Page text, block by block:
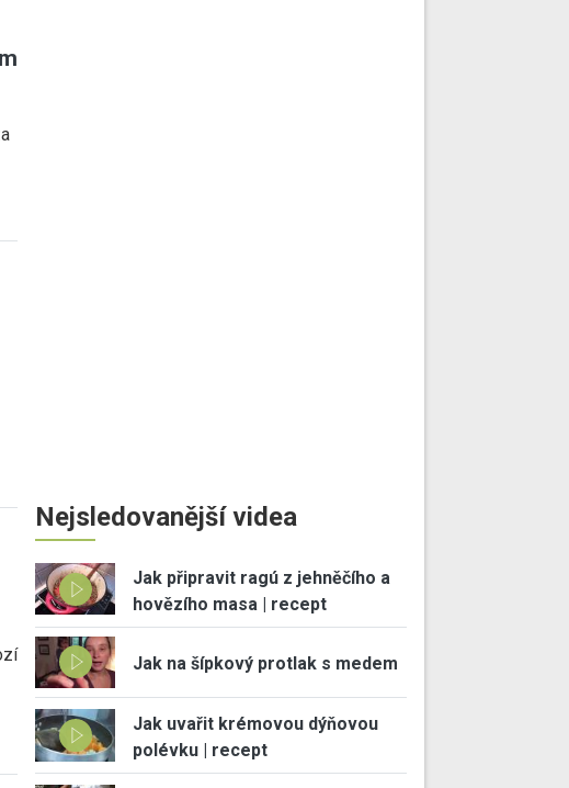
Nejsledovanější videa
Jak připravit ragú z jehněčího a
hovězího masa | recept
Jak na šípkový protlak s medem
Jak uvařit krémovou dýňovou
polévku | recept